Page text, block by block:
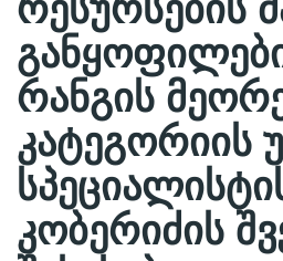
რესურსების
რანგის
კატეგორიის
კობერიძის